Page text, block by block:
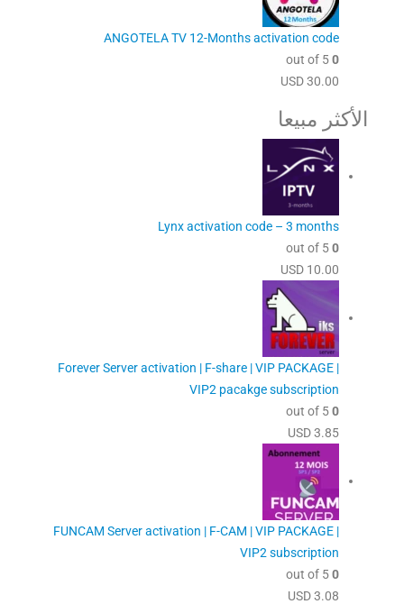
ANGOTELA TV 12-Months activation code
0
USD30.00
الأكثر مبيعا
Lynx activation code – 3 months
0
USD 10.00
Forever Server activation | F-share | VIP PACKAGE |
VIP2 pacakge subscription
0
USD3.85
FUNCAM Server activation | F-CAM | VIP PACKAGE |
VIP2 subscription
0
USD3.08